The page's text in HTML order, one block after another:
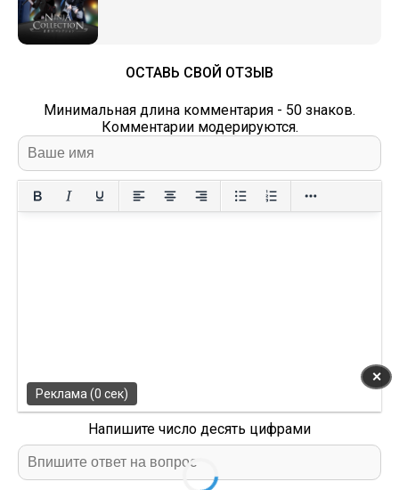
ОСТАВЬ СВОЙ ОТЗЫВ
Минимальная длина комментария - 50 знаков.
Комментарии модерируются.
Напишите число десять цифрами
✕
Реклама (0 сек)